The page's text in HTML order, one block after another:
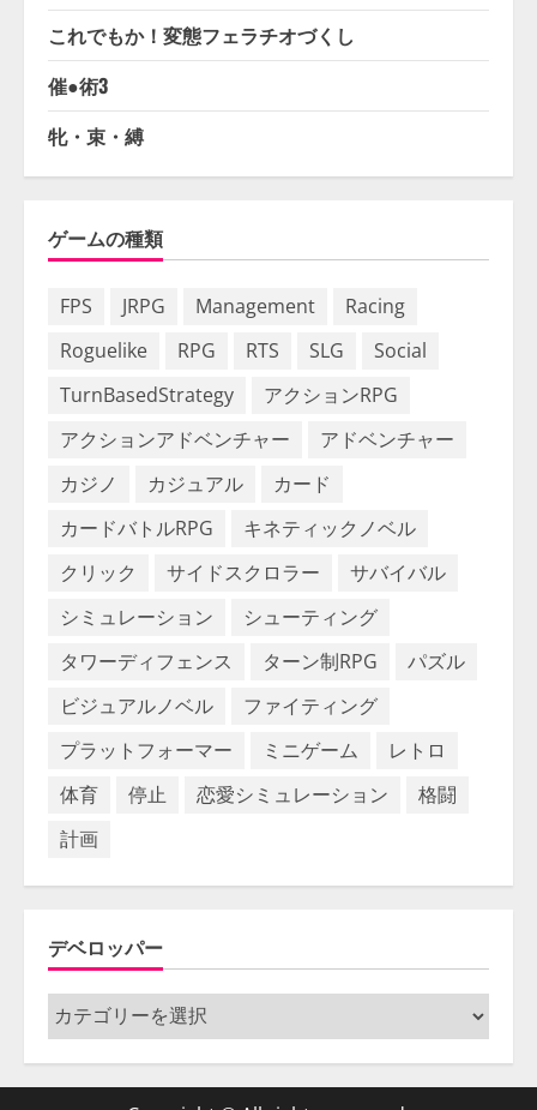
これでもか！変態フェラチオづくし
催●術3
牝・束・縛
ゲームの種類
FPS JRPG Management
Racing
Roguelike
RPG RTS SLG
Social
TurnBasedStrategy
アクションRPG
アクションアドベンチャー
アドベンチャー
カジノ
カジュアル
カード
カードバトルRPG
キネティックノベル
クリック
サイドスクロラー
サバイバル
シミュレーション
シューティング
タワーディフェンス
ターン制RPG
パズル
ビジュアルノベル
ファイティング
プラットフォーマー
ミニゲーム
レトロ
体育
停止 恋愛シミュレーション
格闘
計画
デベロッパー
デ
ベ